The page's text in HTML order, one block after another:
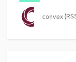
convex(